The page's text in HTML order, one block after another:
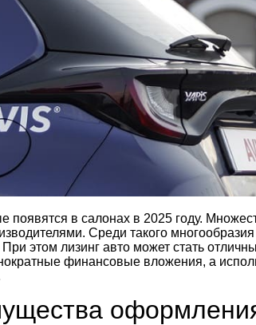
появятся в салонах в 2025 году.
Среди такого
этом лизинг авто может стать
финансовые вложения, а